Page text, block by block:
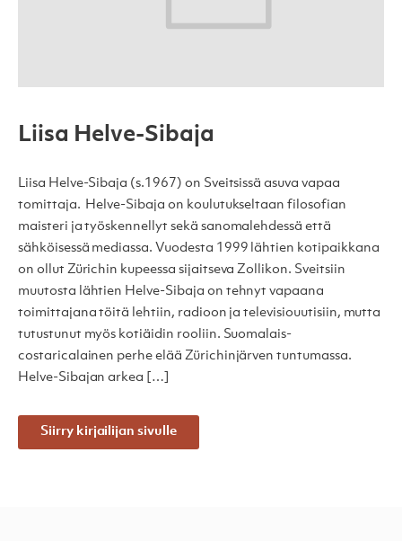
Liisa Helve-Sibaja
Liisa Helve-Sibaja (s.1967) on Sveitsissä asuva vapaa
tomittaja. Helve-Sibaja on koulutukseltaan filosofian
maisteri ja työskennellyt sekä sanomalehdessä että
sähköisessä mediassa. Vuodesta 1999 lähtien kotipaikkana
on ollut Zürichin kupeessa sijaitseva Zollikon. Sveitsiin
muutosta lähtien Helve-Sibaja on tehnyt vapaana
toimittajana töitä lehtiin, radioon ja televisiouutisiin, mutta
tutustunut myös kotiäidin rooliin. Suomalais-
costaricalainen perhe elää Zürichinjärven tuntumassa.
Helve-Sibajan arkea […]
Siirry kirjailijan sivulle